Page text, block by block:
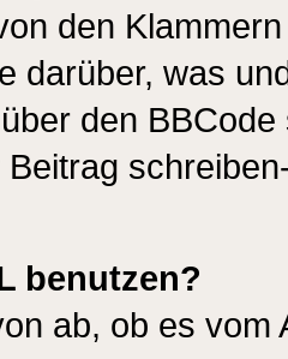
den
darüber, was
den
benutzen?
ab, ob es